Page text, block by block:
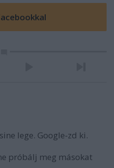
lege. Google-zd ki.
próbálj meg másokat